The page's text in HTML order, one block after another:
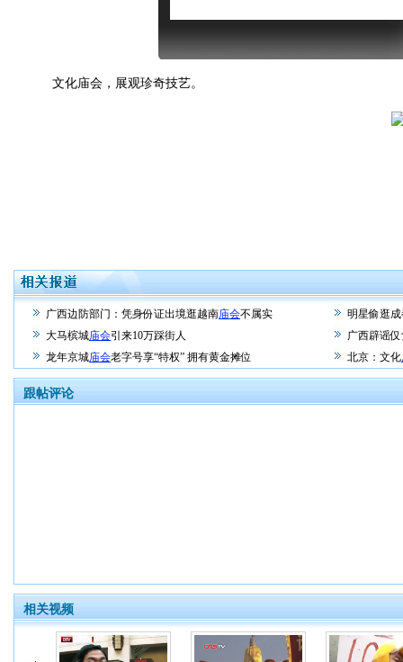
文化庙会，展观珍奇技艺。
广西边防部门：凭身份证出境逛越南庙会不属实
明星偷逛
大马槟城庙会引来10万踩街人
广西辟谣
龙年京城庙会老字号享“特权” 拥有黄金摊位 北京：文化
跟帖评论
相关视频